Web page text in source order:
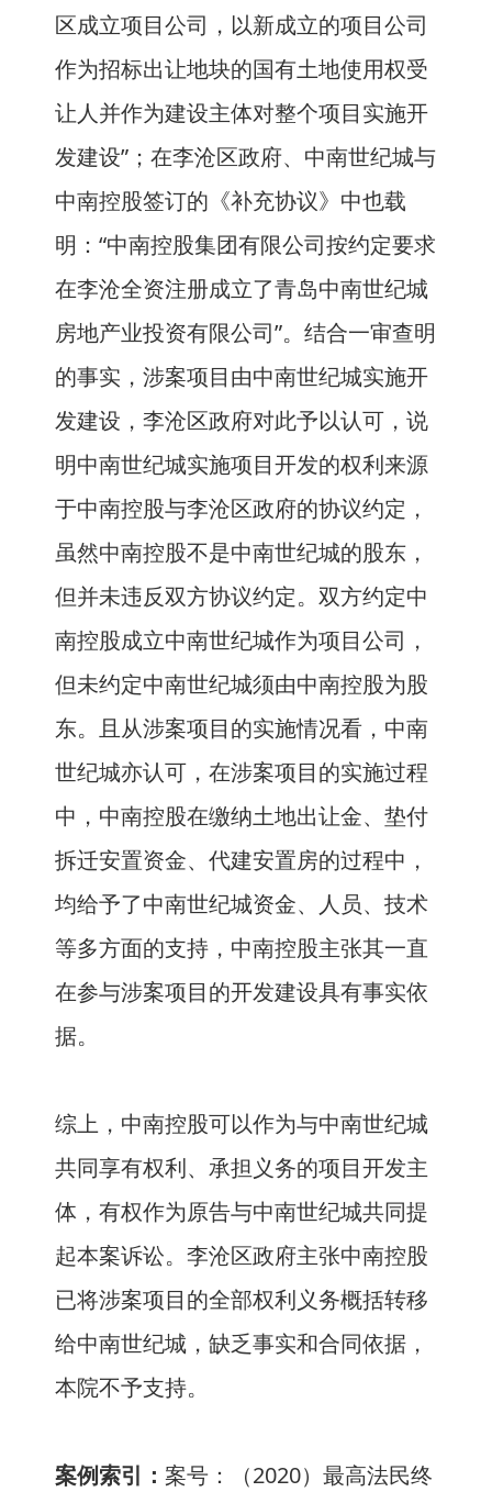
区成立项目公司，以新成立的项目公司
作为招标出让地块的国有土地使用权受
让人并作为建设主体对整个项目实施开
发建设”；在李沧区政府、中南世纪城与
中南控股签订的《补充协议》中也载
明：“中南控股集团有限公司按约定要求
在李沧全资注册成立了青岛中南世纪城
房地产业投资有限公司”。结合一审查明
的事实，涉案项目由中南世纪城实施开
发建设，李沧区政府对此予以认可，说
明中南世纪城实施项目开发的权利来源
于中南控股与李沧区政府的协议约定，
虽然中南控股不是中南世纪城的股东，
但并未违反双方协议约定。双方约定中
南控股成立中南世纪城作为项目公司，
但未约定中南世纪城须由中南控股为股
东。且从涉案项目的实施情况看，中南
世纪城亦认可，在涉案项目的实施过程
中，中南控股在缴纳土地出让金、垫付
拆迁安置资金、代建安置房的过程中，
均给予了中南世纪城资金、人员、技术
等多方面的支持，中南控股主张其一直
在参与涉案项目的开发建设具有事实依
据。
综上，中南控股可以作为与中南世纪城
共同享有权利、承担义务的项目开发主
体，有权作为原告与中南世纪城共同提
起本案诉讼。李沧区政府主张中南控股
已将涉案项目的全部权利义务概括转移
给中南世纪城，缺乏事实和合同依据，
本院不予支持。
案例索引： 案号：（2020）最高法民终